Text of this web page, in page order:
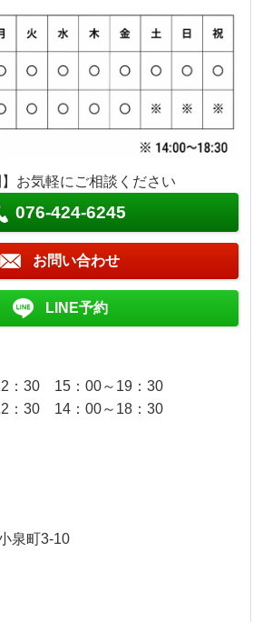
】お気軽にご相談ください
076-424-6245
お問い合わせ
LINE予約
30 15：00～19：30
：30 14：00～18：30
泉町3-10